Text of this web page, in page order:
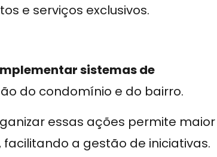
e serviços exclusivos.
sistemas de
do condomínio e do bairro.
essas ações permite maior
a gestão de iniciativas.